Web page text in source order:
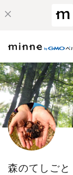
森のてしごと